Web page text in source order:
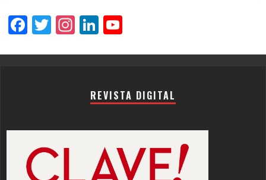
Facebook
Twitter
Instagram
LinkedIn
REVISTA DIGITAL